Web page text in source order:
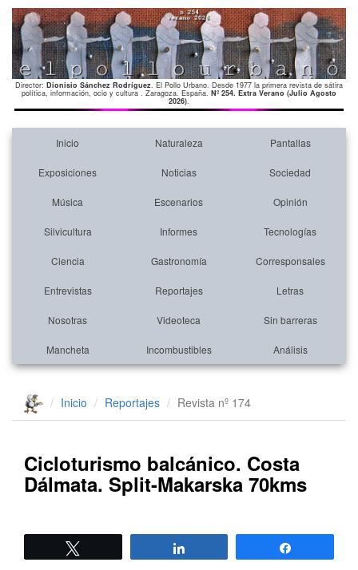
Director: Dionisio Sánchez Rodríguez. El Pollo Urbano. Desde 1977 la primera revista de sátira
política, información, ocio y cultura . Zaragoza. España. Nº 254. Extra Verano (Julio Agosto
2026).
Inicio Naturaleza Pantallas
Exposiciones Noticias Sociedad
Música Escenarios Opinión
Silvicultura Informes Tecnologías
Ciencia Gastronomía Corresponsales
Entrevistas Reportajes Letras
Nosotras Videoteca Sin barreras
Mancheta Incombustibles Análisis
Inicio Reportajes Revista nº 174
Cicloturismo balcánico. Costa
Dálmata. Split-Makarska 70kms